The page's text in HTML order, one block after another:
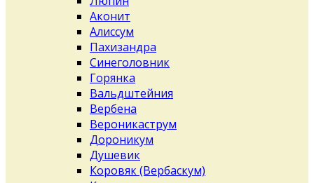
Аконит
Алиссум
Пахизандра
Синеголовник
Горянка
Вальдштейния
Вербена
Вероникаструм
Дороникум
Душевик
Коровяк (Вербаскум)